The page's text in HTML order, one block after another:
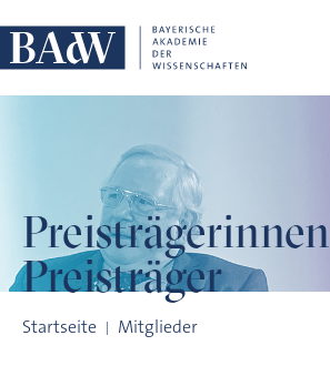
Preisträgerinnen
Preisträger
Startseite Mitglieder